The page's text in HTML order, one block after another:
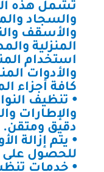
تشمل هذه
والسجاد
والأسقف
المنزلية
استخدام
والأدوات
كافة أجزاء
⦁ تنظيف
والإطارات
دقيق ومتقن.
⦁ يتم إزالة
للحصول على
⦁ خدمات